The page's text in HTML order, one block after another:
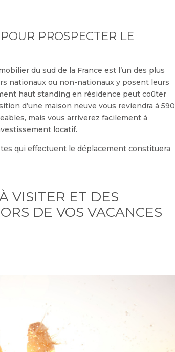
PROSPECTER LE
du sud de la France est l’un des plus
nationaux ou non-nationaux y posent leurs
haut standing en résidence peut coûter
d’une maison neuve vous reviendra à 590
mais vous arriverez facilement à
locatif.
qui effectuent le déplacement constituera
VISITER ET DES
DE VOS VACANCES